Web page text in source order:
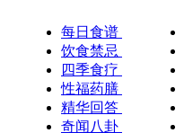
每日食谱
饮食禁忌
四季食疗
性福药膳
精华回答
奇闻八卦